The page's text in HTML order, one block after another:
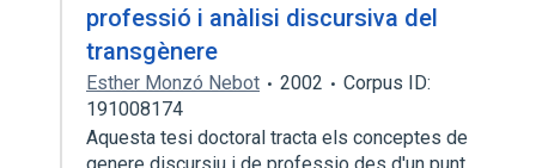
professió i anàlisi discursiva del
transgènere
Esther Monzó Nebot 2002
Corpus ID:
191008174
Aquesta tesi doctoral tracta els conceptes de